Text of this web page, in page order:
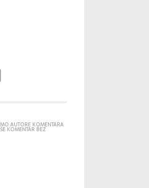
AUTORE KOMENTARA
KOMENTAR BEZ